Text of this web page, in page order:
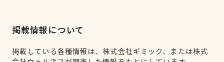
掲載情報について
掲載している各種情報は、株式会社ギミック、または株式